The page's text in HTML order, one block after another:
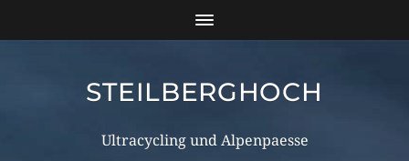
STEILBERGHOCH
Ultracycling und Alpenpaesse